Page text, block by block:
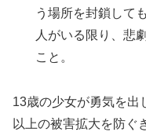
う場所を封鎖して
人がいる限り、悲
こと。
13歳の少女が勇気を出
以上の被害拡大を防ぐ